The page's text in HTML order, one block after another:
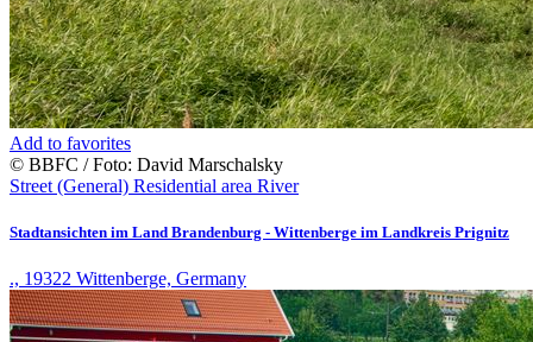
Add to favorites
© BBFC / Foto: David Marschalsky
Street (General) Residential area River
Stadtansichten im Land Brandenburg - Wittenberge im Landkreis Prignitz
., 19322 Wittenberge, Germany